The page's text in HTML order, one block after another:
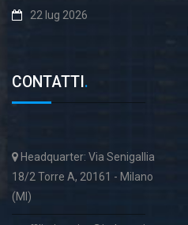
22 lug 2026
CONTATTI .
Headquarter: Via Senigallia
18/2 Torre A, 20161 - Milano
(MI)